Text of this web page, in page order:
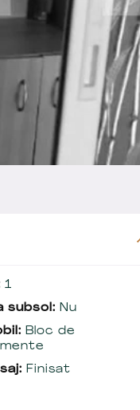
1
subsol: Nu
Bloc de
Finisat